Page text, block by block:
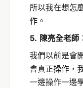
所以我在想怎
作。
5. 陳亮全老師
我們以前是會
會真正操作，
一邊操作一邊